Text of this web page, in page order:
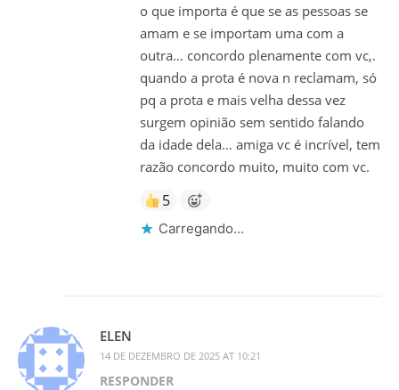
o que importa é que se as pessoas se
amam e se importam uma com a
outra… concordo plenamente com vc,.
quando a prota é nova n reclamam, só
pq a prota e mais velha dessa vez
surgem opinião sem sentido falando
da idade dela… amiga vc é incrível, tem
razão concordo muito, muito com vc.
5
Carregando...
ELEN
14 DE DEZEMBRO DE 2025 AT 10:21
RESPONDER